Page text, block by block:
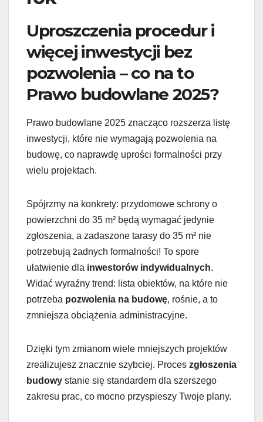
Uproszczenia procedur i
więcej inwestycji bez
pozwolenia – co na to
Prawo budowlane 2025?
Prawo budowlane 2025 znacząco rozszerza listę
inwestycji, które nie wymagają pozwolenia na
budowę, co naprawdę uprości formalności przy
wielu projektach.
Spójrzmy na konkrety: przydomowe schrony o
powierzchni do 35 m² będą wymagać jedynie
zgłoszenia, a zadaszone tarasy do 35 m² nie
potrzebują żadnych formalności! To spore
ułatwienie dla inwestorów indywidualnych.
Widać wyraźny trend: lista obiektów, na które nie
potrzeba pozwolenia na budowę, rośnie, a to
zmniejsza obciążenia administracyjne.
Dzięki tym zmianom wiele mniejszych projektów
zrealizujesz znacznie szybciej. Proces zgłoszenia
budowy stanie się standardem dla szerszego
zakresu prac, co mocno przyspieszy Twoje plany.